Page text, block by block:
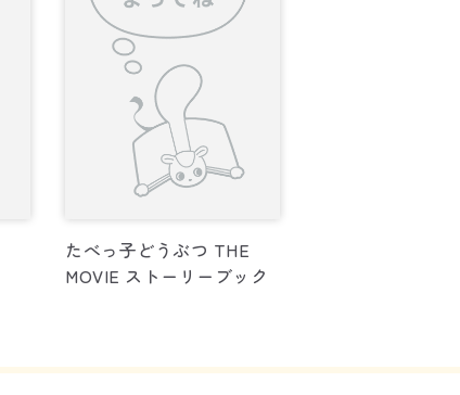
たべっ子どうぶつ THE
MOVIE ストーリーブック